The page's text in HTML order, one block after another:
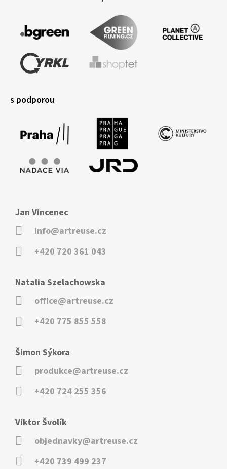
s podporou
Jan Vincenec
info@artreuse.cz
+420 720 361 043
Natalia Szelachowska
office@artreuse.cz
+420 775 855 558
Šimon Sýkora
produkce@artreuse.cz
+420 724 255 356
Viktor Švolík
objednavky@artreuse.cz
+420 739 499 237